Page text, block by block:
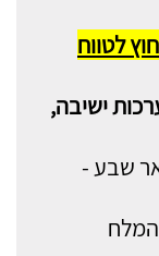
לטווח
ישיבה,
שבע -
המלח